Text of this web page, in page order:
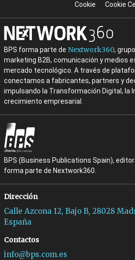
Cookie
Cookie
BPS forma parte de Nextwork360,
marketing B2B, comunicación y medios
mercado tecnológico. A través de
conectamos a fabricantes, partners y
impulsando la Transformación Digital, la
crecimiento empresarial.
BPS (Business Publications Spain),
forma parte de Nextwork360.
Dirección
Calle Azcona 12, Bajo B, 28028
España
Contactos
info@bps.com.es